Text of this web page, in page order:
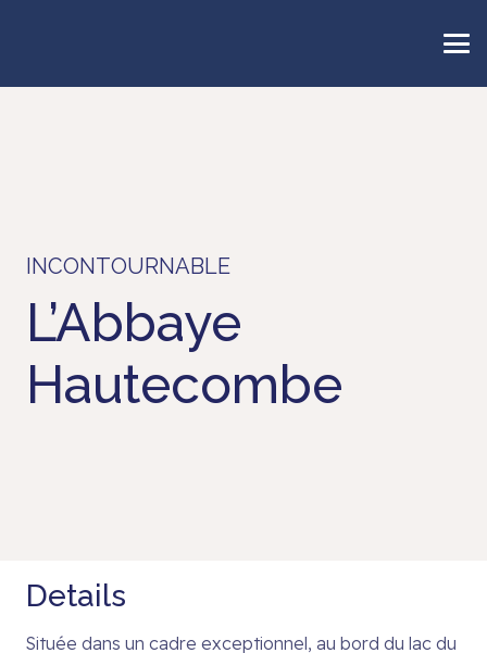
INCONTOURNABLE
L’Abbaye
Hautecombe
Details
Située dans un cadre exceptionnel, au bord du lac du